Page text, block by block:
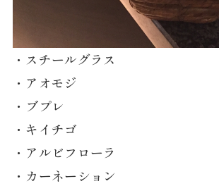
・スチールグラス
・アオモジ
・ブプレ
・キイチゴ
・アルビフローラ
・カーネーション